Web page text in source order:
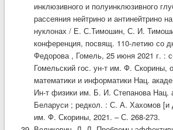
инклюзивного и полуинклюзивного
рассеяния нейтрино и антинейтрино
нуклонах / Е. С.Тимошин, С. И.
конференция, посвящ. 110-летию со
Федорова , Гомель, 25 июня 2021 г. :
Гомельский гос. ун-т им. Ф. Скорины,
математики и информатики Нац.
Ин-т физики им. Б. И. Степанова Нац.
Беларуси ; редкол. : С. А. Хахомов [и
им. Ф. Скорины, 2021. – С. 268-273.